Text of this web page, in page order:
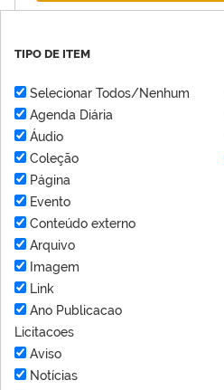
TIPO DE ITEM
Selecionar Todos/Nenhum
Agenda Diária
Áudio
Coleção
Página
Evento
Conteúdo externo
Arquivo
Imagem
Link
Ano Publicacao
Licitacoes
Aviso
Notícias